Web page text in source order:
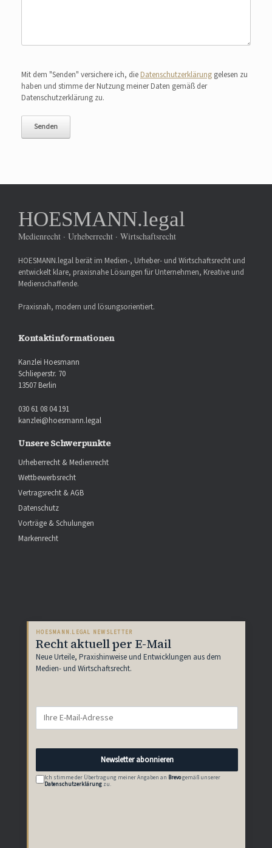
Mit dem "Senden" versichere ich, die Datenschutzerklärung gelesen zu
haben und stimme der Nutzung meiner Daten gemäß der
Datenschutzerklärung zu.
HOESMANN.legal
Medienrecht · Urheberrecht · Wirtschaftsrecht
HOESMANN.legal berät im Medien-, Urheber- und Wirtschaftsrecht und
entwickelt klare, praxisnahe Lösungen für Unternehmen, Kreative und
Medienschaffende.
Praxisnah, modern und lösungsorientiert.
Kontaktinformationen
Kanzlei Hoesmann
Schlieperstr. 70
13507 Berlin
030 61 08 04 191
kanzlei@hoesmann.legal
Unsere Schwerpunkte
Urheberrecht & Medienrecht
Wettbewerbsrecht
Vertragsrecht & AGB
Datenschutz
Vorträge & Schulungen
Markenrecht
HOESMANN.LEGAL NEWSLETTER
Recht aktuell per E-Mail
Neue Urteile, Praxishinweise und Entwicklungen aus dem
Medien- und Wirtschaftsrecht.
Mail-
Adresse
Newsletter abonnieren
Ich stimme der Übertragung meiner Angaben an Brevogemäß unserer
Datenschutzerklärung zu.